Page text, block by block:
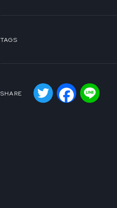
TAGS
SHARE
Twitter Facebook